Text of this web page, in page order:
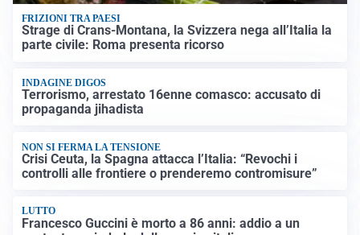
FRIZIONI TRA PAESI
Strage di Crans-Montana, la Svizzera nega all’Italia la
parte civile: Roma presenta ricorso
INDAGINE DIGOS
Terrorismo, arrestato 16enne comasco: accusato di
propaganda jihadista
NON SI FERMA LA TENSIONE
Crisi Ceuta, la Spagna attacca l’Italia: “Revochi i
controlli alle frontiere o prenderemo contromisure”
LUTTO
Francesco Guccini è morto a 86 anni: addio a un